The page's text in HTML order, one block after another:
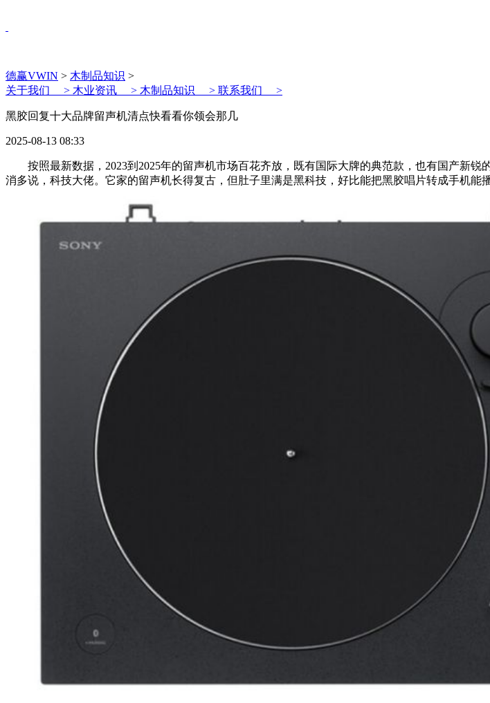
德赢VWIN > 木制品知识 >
关于我们 > 木业资讯 > 木制品知识 > 联系我们 >
黑胶回复十大品牌留声机清点快看看你领会那几
2025-08-13 08:33
按照最新数据，2023到2025年的留声机市场百花齐放，既有国际大牌的典范款，也有国产新锐
消多说，科技大佬。它家的留声机长得复古，但肚子里满是黑科技，好比能把黑胶唱片转成手机能